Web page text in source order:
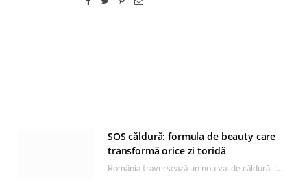
SOS căldură: formula de beauty care
transformă orice zi toridă
România traversează un nou val de căldură, iar rutina de îngrijire capătă un rol esențial…